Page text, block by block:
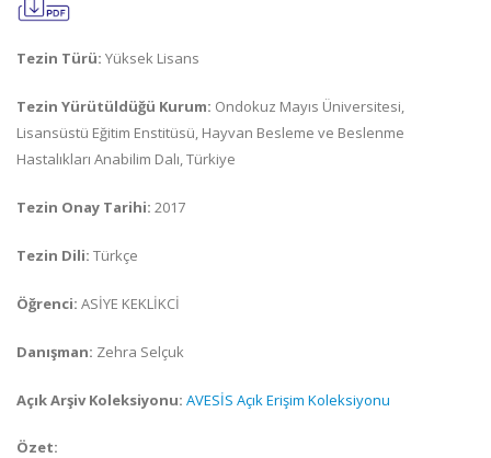
Tezin Türü: Yüksek Lisans
Tezin Yürütüldüğü Kurum: Ondokuz Mayıs Üniversitesi,
Lisansüstü Eğitim Enstitüsü, Hayvan Besleme ve Beslenme
Hastalıkları Anabilim Dalı, Türkiye
Tezin Onay Tarihi: 2017
Tezin Dili: Türkçe
Öğrenci: ASİYE KEKLİKCİ
Danışman: Zehra Selçuk
Açık Arşiv Koleksiyonu: AVESİS Açık Erişim Koleksiyonu
Özet: